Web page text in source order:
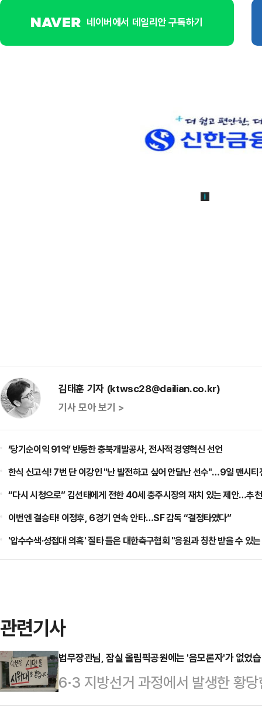
네이버에서 데일리안 구독하기
김태훈 기자 (ktwsc28@dailian.co.kr)
기사 모아 보기 >
‘당기순이익 91억’ 반등한 충북개발공사, 전사적 경영혁신 선언
한식 신고식! 7번 단 이강인 "난 발전하고 싶어 안달난 선수"…9일 맨시티
“다시 시청으로” 김선태에게 전한 40세 충주시장의 재치 있는 제안…추
이번엔 결승타! 이정후, 6경기 연속 안타…SF 감독 “결정타였다”
'압수수색·성접대 의혹' 질타 들은 대한축구협회 "응원과 칭찬 받을 수 있
관련기사
법무장관님, 잠실 올림픽공원에는 '음모론자'가 없었
6·3 지방선거 과정에서 발생한 황
시지는 지독하리만큼 모순적이다.